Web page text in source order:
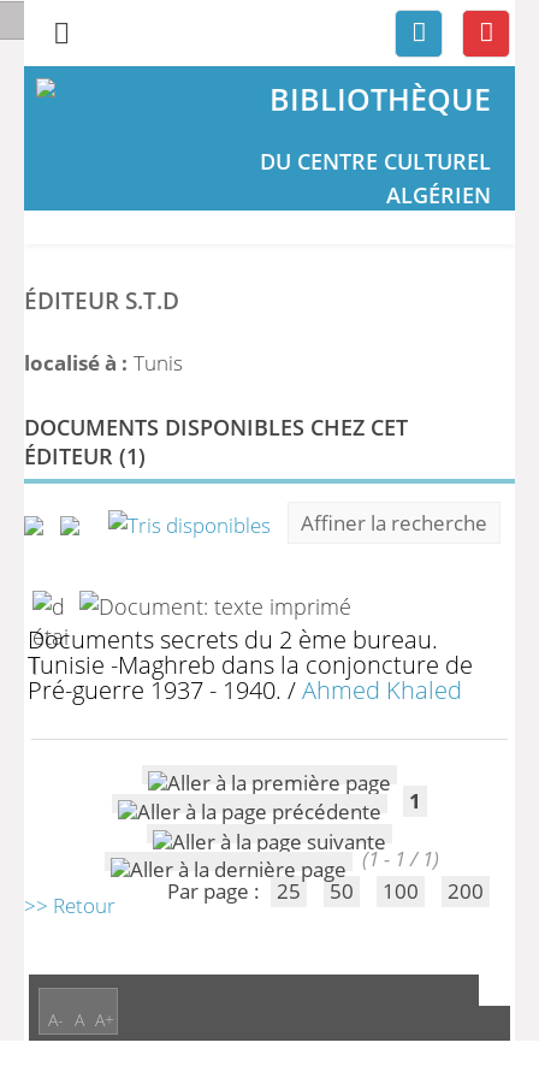
BIBLIOTHÈQUE
DU CENTRE CULTUREL
ALGÉRIEN
ÉDITEUR S.T.D
localisé à : Tunis
DOCUMENTS DISPONIBLES CHEZ CET
ÉDITEUR (1)
Affiner la recherche
Documents secrets du 2 ème bureau.
Tunisie -Maghreb dans la conjoncture de
Pré-guerre 1937 - 1940. /Ahmed Khaled
1
(1 - 1 / 1)
Par page :
25 50 100 200
>> Retour
A- A A+